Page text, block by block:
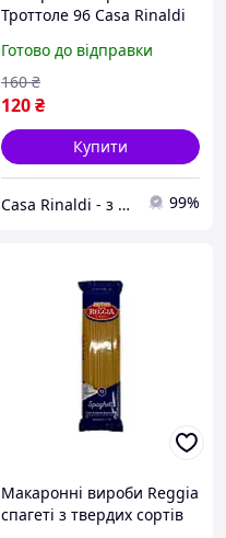
Троттоле 96 Casa Rinaldi
Готово до відправки
120₴
160 ₴
Купити
Casa Rinaldi - з Італії до вашого столу 99%
Макаронні вироби Reggia
спагеті з твердих сортів